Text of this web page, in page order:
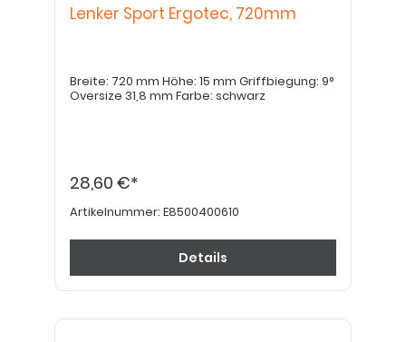
Lenker Sport Ergotec, 720mm
Breite: 720 mm Höhe: 15 mm Griffbiegung: 9°
Oversize 31,8 mm Farbe: schwarz
28,60 €*
Artikelnummer: E8500400610
Details